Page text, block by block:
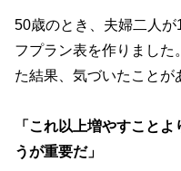
50歳のとき、夫婦二人
フプラン表を作りました
た結果、気づいたことが
「これ以上増やすこと
うが重要だ」